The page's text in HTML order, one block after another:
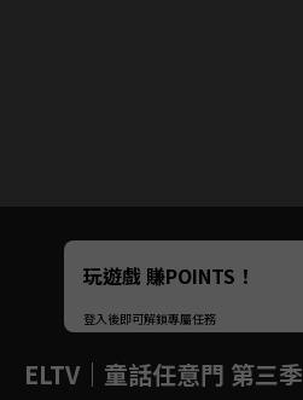
Unmute
如有不便請見諒
玩遊戲 賺POINTS！
登入後即可解鎖專屬任務
ELTV｜童話任意門 第三季